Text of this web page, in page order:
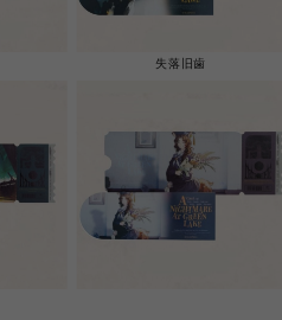
失落旧歯